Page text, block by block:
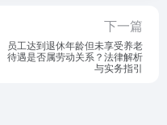
下一篇
员工达到退休年龄但未享受养老
待遇是否属劳动关系？法律解析
与实务指引